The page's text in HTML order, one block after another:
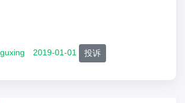
guxing 2019-01-01 投诉